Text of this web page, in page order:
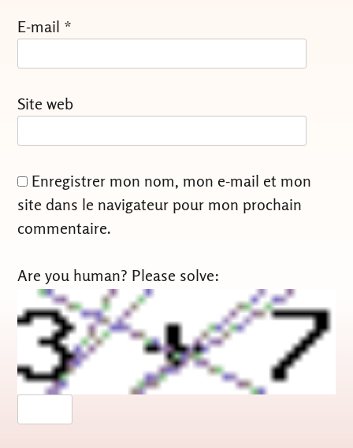
E-mail *
Site web
Enregistrer mon nom, mon e-mail et mon
site dans le navigateur pour mon prochain
commentaire.
Are you human? Please solve: